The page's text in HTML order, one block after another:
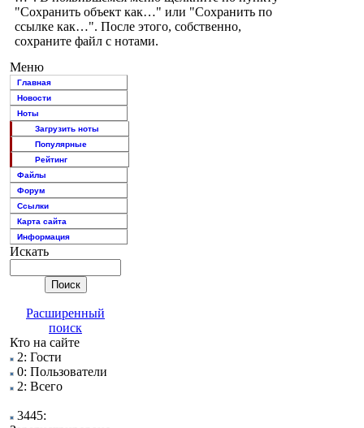
"Сохранить объект как…" или "Сохранить по
ссылке как…". После этого, собственно,
сохраните файл с нотами.
Меню
Главная
Новости
Ноты
Загрузить ноты
Популярные
Рейтинг
Файлы
Форум
Ссылки
Карта сайта
Информация
Искать
Расширенный
поиск
Кто на сайте
2: Гости
0: Пользователи
2: Всего
3445: